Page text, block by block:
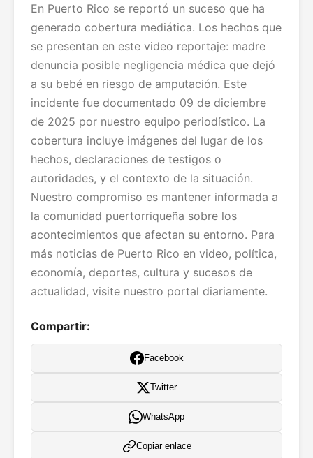
En Puerto Rico se reportó un suceso que ha
generado cobertura mediática. Los hechos que
se presentan en este video reportaje: madre
denuncia posible negligencia médica que dejó
a su bebé en riesgo de amputación. Este
incidente fue documentado 09 de diciembre
de 2025 por nuestro equipo periodístico. La
cobertura incluye imágenes del lugar de los
hechos, declaraciones de testigos o
autoridades, y el contexto de la situación.
Nuestro compromiso es mantener informada a
la comunidad puertorriqueña sobre los
acontecimientos que afectan su entorno. Para
más noticias de Puerto Rico en video, política,
economía, deportes, cultura y sucesos de
actualidad, visite nuestro portal diariamente.
Compartir:
Facebook
Twitter
WhatsApp
Copiar enlace